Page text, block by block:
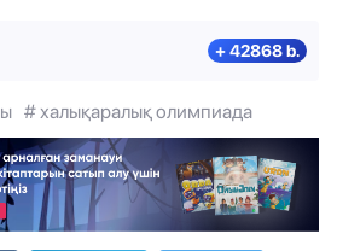
+ 42868 b.
# халықаралық олимпиада